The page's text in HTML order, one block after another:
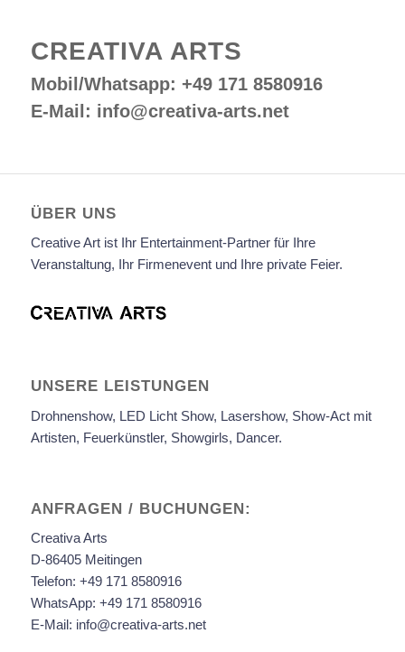
CREATIVA ARTS
Mobil/Whatsapp: +49 171 8580916
E-Mail: info@creativa-arts.net
ÜBER UNS
Creative Art ist Ihr Entertainment-Partner für Ihre
Veranstaltung, Ihr Firmenevent und Ihre private Feier.
UNSERE LEISTUNGEN
Drohnenshow, LED Licht Show, Lasershow, Show-Act mit
Artisten, Feuerkünstler, Showgirls, Dancer.
ANFRAGEN / BUCHUNGEN:
Creativa Arts
D-86405 Meitingen
Telefon: +49 171 8580916
WhatsApp: +49 171 8580916
E-Mail: info@creativa-arts.net